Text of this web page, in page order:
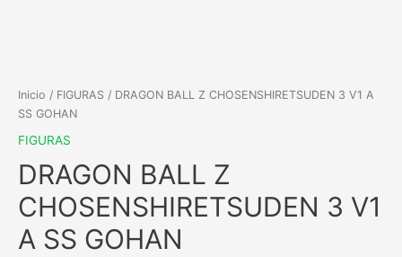
Inicio / FIGURAS / DRAGON BALL Z CHOSENSHIRETSUDEN 3 V1 A
SS GOHAN
FIGURAS
DRAGON BALL Z
CHOSENSHIRETSUDEN 3 V1
A SS GOHAN